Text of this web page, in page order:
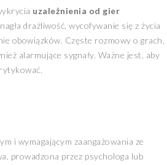
uzależnienia od gier
drażliwość, wycofywanie się z życia
obowiązków. Częste rozmowy o grach,
alarmujące sygnały. Ważne jest, aby
i wymagającym zaangażowania ze
prowadzona przez psychologa lub